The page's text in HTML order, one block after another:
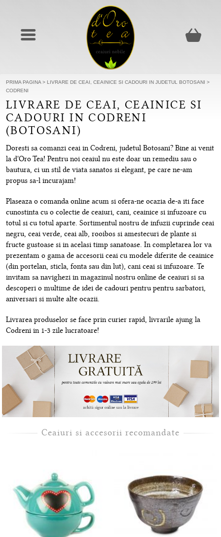
PRIMA PAGINA > LIVRARE DE CEAI, CEAINICE SI CADOURI IN JUDETUL BOTOSANI >
CODRENI
LIVRARE DE CEAI, CEAINICE SI
CADOURI IN CODRENI
(BOTOSANI)
Doresti sa comanzi ceai in Codreni, judetul Botosani? Bine ai venit
la d'Oro Tea! Pentru noi ceaiul nu este doar un remediu sau o
bautura, ci un stil de viata sanatos si elegant, pe care ne-am
propus sa-l incurajam!
Plaseaza o comanda online acum si ofera-ne ocazia de-a iti face
cunostinta cu o colectie de ceaiuri, cani, ceainice si infuzoare cu
totul si cu totul aparte. Sortimentul nostru de infuzii cuprinde ceai
negru, ceai verde, ceai alb, rooibos si amestecuri de plante si
fructe gustoase si in acelasi timp sanatoase. In completarea lor va
prezentam o gama de accesorii ceai cu modele diferite de ceainice
(din portelan, sticla, fonta sau din lut), cani ceai si infuzoare. Te
invitam sa navighezi in magazinul nostru online de ceaiuri si sa
descoperi o multime de idei de cadouri pentru pentru sarbatori,
aniversari si multe alte ocazii.
Livrarea produselor se face prin curier rapid, livrarile ajung la
Codreni in 1-3 zile lucratoare!
Ceaiuri si accesorii recomandate